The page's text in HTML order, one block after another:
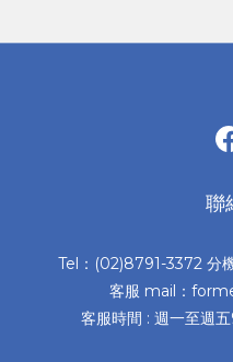
聯
Tel：(02)8791-3372
客服 mail：
客服時間 : 週一至週